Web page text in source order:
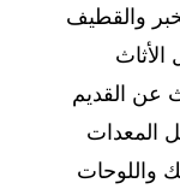
والقطيف
الأثاث
عن القديم
المعدات
واللوحات